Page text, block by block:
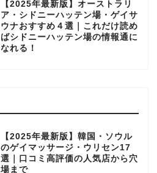
【2025年最新版】オーストラリ
ア・シドニーハッテン場・ゲイサ
ウナおすすめ４選｜これだけ読め
ばシドニーハッテン場の情報通に
なれる！
【2025年最新版】韓国・ソウル
のゲイマッサージ・ウリセン17
選｜口コミ高評価の人気店から穴
場まで